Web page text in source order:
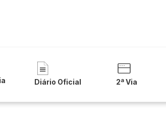
Diário Oficial 2ª Via